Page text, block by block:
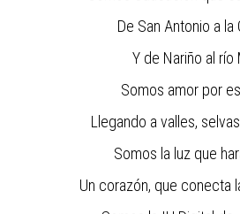
De San Antonio a la
Y de Nariño al río
Somos amor por
Llegando a valles,
Somos la luz que
Un corazón, que conecta